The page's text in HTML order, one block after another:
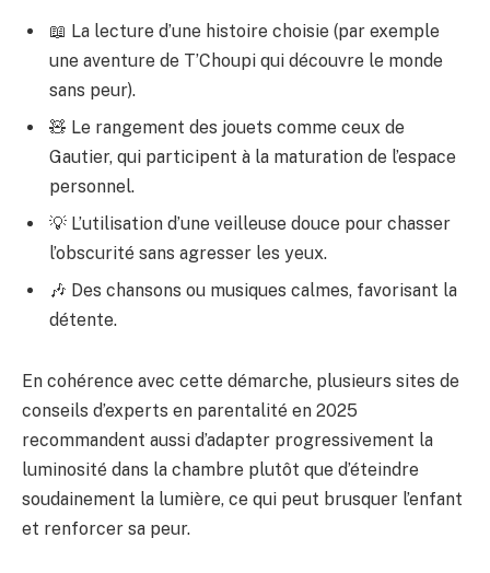
📖 La lecture d’une histoire choisie (par exemple
une aventure de T’Choupi qui découvre le monde
sans peur).
🧸 Le rangement des jouets comme ceux de
Gautier, qui participent à la maturation de l’espace
personnel.
💡 L’utilisation d’une veilleuse douce pour chasser
l’obscurité sans agresser les yeux.
🎶 Des chansons ou musiques calmes, favorisant la
détente.
En cohérence avec cette démarche, plusieurs sites de
conseils d’experts en parentalité en 2025
recommandent aussi d’adapter progressivement la
luminosité dans la chambre plutôt que d’éteindre
soudainement la lumière, ce qui peut brusquer l’enfant
et renforcer sa peur.